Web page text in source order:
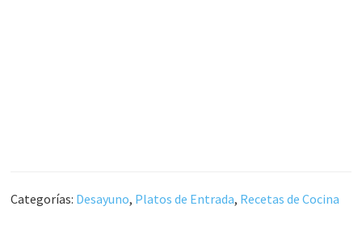
Categorías: Desayuno, Platos de Entrada, Recetas de Cocina